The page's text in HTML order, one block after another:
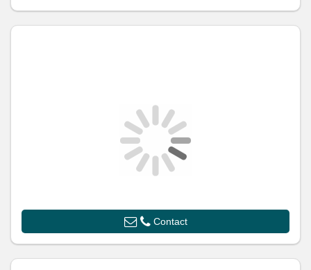
Contact